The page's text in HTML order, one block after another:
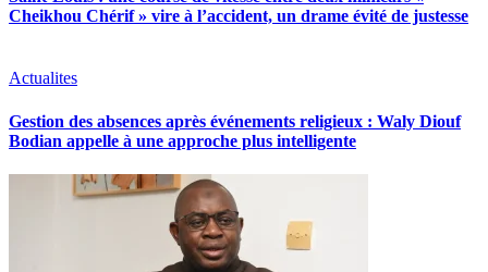
Cheikhou Chérif » vire à l’accident, un drame évité de justesse
Actualites
Gestion des absences après événements religieux : Waly Diouf
Bodian appelle à une approche plus intelligente